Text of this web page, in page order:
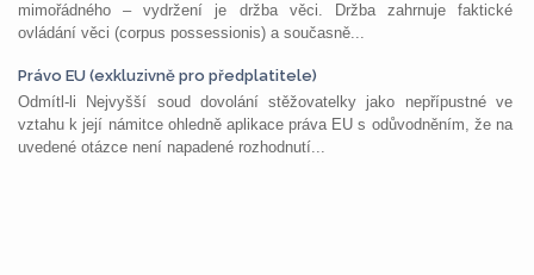
mimořádného – vydržení je držba věci. Držba zahrnuje faktické
ovládání věci (corpus possessionis) a současně...
Právo EU (exkluzivně pro předplatitele)
Odmítl-li Nejvyšší soud dovolání stěžovatelky jako nepřípustné ve
vztahu k její námitce ohledně aplikace práva EU s odůvodněním, že na
uvedené otázce není napadené rozhodnutí...